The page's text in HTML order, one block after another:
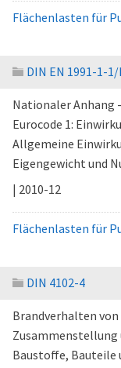
Flächenlasten für
DIN EN 1991-1-
Nationaler Anhang
Eurocode 1:
Allgemeine
Eigengewicht und
| 2010-12
Flächenlasten für
DIN 4102-4
Brandverhalten
Baustoffe, Bauteile